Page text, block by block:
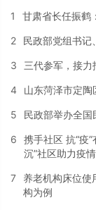
1 甘肃省长任振鹤
2 民政部党组书记
3 三代参军，接
4 山东菏泽市定陶
5 民政部举办全
6
携手社区 抗“疫
沉”社区助力疫
7
养老机构床位
构为例